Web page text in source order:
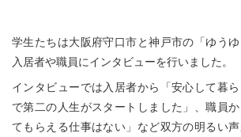
学生たちは大阪府守口市と神戸市の「ゆうゆ
入居者や職員にインタビューを行いました。
インタビューでは入居者から「安心して暮
で第二の人生がスタートしました」、職員
てもらえる仕事はない」など双方の明るい